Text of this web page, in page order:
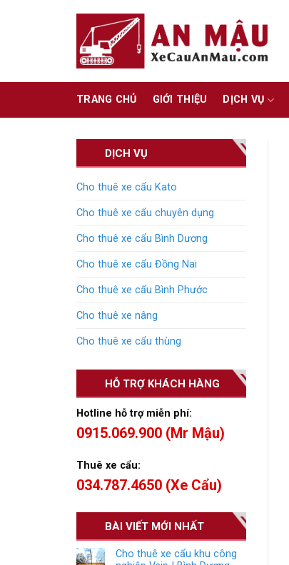
TRANG CHỦ GIỚI THIỆU DỊCH VỤ
DỊCH VỤ
Cho thuê xe cẩu Kato
Cho thuê xe cẩu chuyên dụng
Cho thuê xe cẩu Bình Dương
Cho thuê xe cẩu Đồng Nai
Cho thuê xe cẩu Bình Phước
Cho thuê xe nâng
Cho thuê xe cẩu thùng
HỖ TRỢ KHÁCH HÀNG
Hotline hỗ trợ miễn phí:
0915.069.900 (Mr Mậu)
Thuê xe cẩu:
034.787.4650 (Xe Cẩu)
BÀI VIẾT MỚI NHẤT
Cho thuê xe cẩu khu công